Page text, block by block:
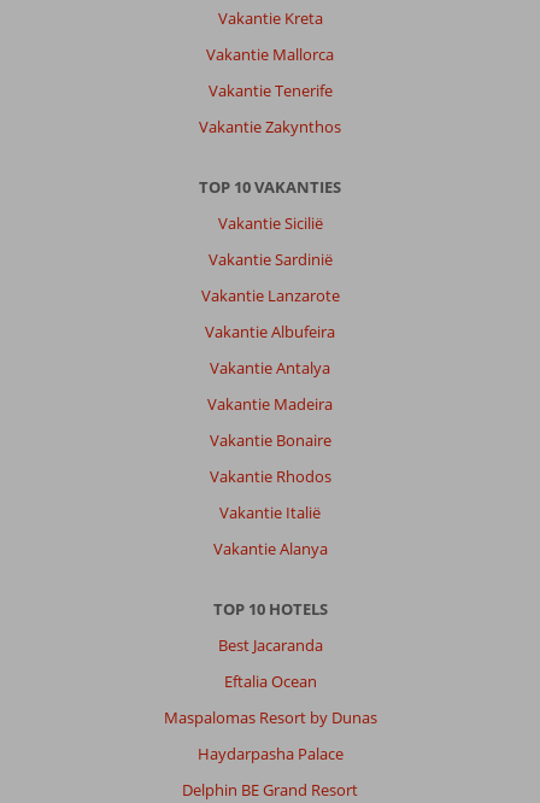
Vakantie Kreta
Vakantie Mallorca
Vakantie Tenerife
Vakantie Zakynthos
TOP 10 VAKANTIES
Vakantie Sicilië
Vakantie Sardinië
Vakantie Lanzarote
Vakantie Albufeira
Vakantie Antalya
Vakantie Madeira
Vakantie Bonaire
Vakantie Rhodos
Vakantie Italië
Vakantie Alanya
TOP 10 HOTELS
Best Jacaranda
Eftalia Ocean
Maspalomas Resort by Dunas
Haydarpasha Palace
Delphin BE Grand Resort